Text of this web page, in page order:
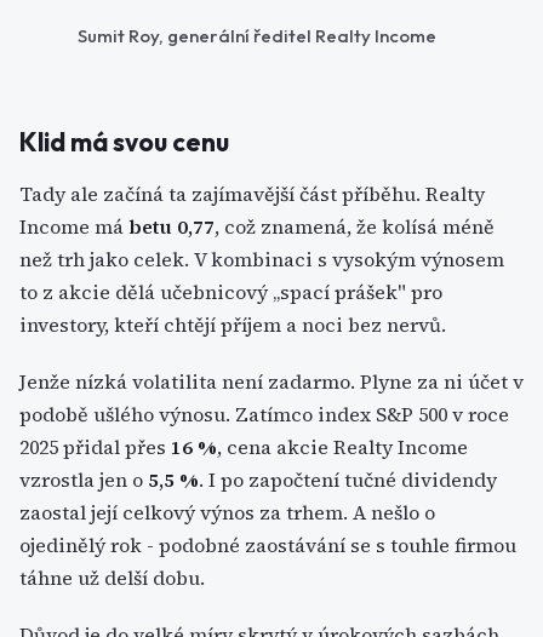
Sumit Roy, generální ředitel Realty Income
Klid má svou cenu
Tady ale začíná ta zajímavější část příběhu. Realty
Income mábetu 0,77, což znamená, že kolísá méně
než trh jako celek. V kombinaci s vysokým výnosem
to z akcie dělá učebnicový „spací prášek" pro
investory, kteří chtějí příjem a noci bez nervů.
Jenže nízká volatilita není zadarmo. Plyne za ni účet v
podobě ušlého výnosu. Zatímco index S&P 500 v roce
2025 přidal přes 16 %, cena akcie Realty Income
vzrostla jen o 5,5 %. I po započtení tučné dividendy
zaostal její celkový výnos za trhem. A nešlo o
ojedinělý rok - podobné zaostávání se s touhle firmou
táhne už delší dobu.